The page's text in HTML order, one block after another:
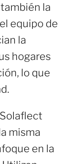
la
equipo de
la
hogares
lo que
misma
en la